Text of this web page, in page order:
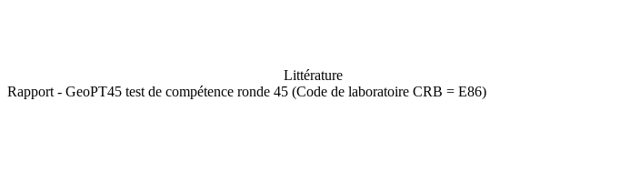
Littérature
Rapport - GeoPT45 test de compétence ronde 45 (Code de laboratoire CRB = E86)